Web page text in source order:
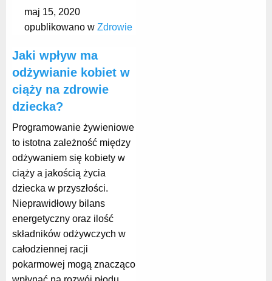
maj 15, 2020
opublikowano w Zdrowie
Jaki wpływ ma
odżywianie kobiet w
ciąży na zdrowie
dziecka?
Programowanie żywieniowe
to istotna zależność między
odżywaniem się kobiety w
ciąży a jakością życia
dziecka w przyszłości.
Nieprawidłowy bilans
energetyczny oraz ilość
składników odżywczych w
całodziennej racji
pokarmowej mogą znacząco